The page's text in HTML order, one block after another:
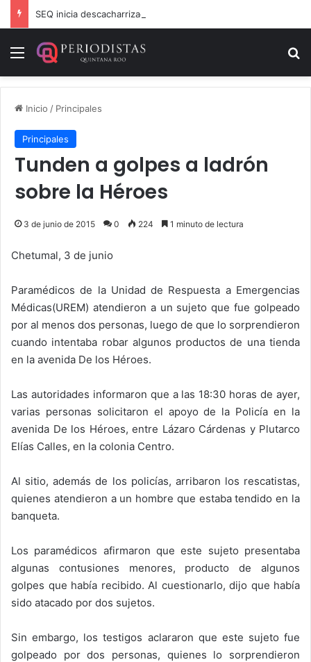
Menú
Inicio / Principales
Principales
Tunden a golpes a ladrón
sobre la Héroes
3 de junio de 2015 0 224 1 minuto de lectura
Chetumal, 3 de junio
Paramédicos de la Unidad de Respuesta a Emergencias
Médicas(UREM) atendieron a un sujeto que fue golpeado
por al menos dos personas, luego de que lo sorprendieron
cuando intentaba robar algunos productos de una tienda
en la avenida De los Héroes.
Las autoridades informaron que a las 18:30 horas de ayer,
varias personas solicitaron el apoyo de la Policía en la
avenida De los Héroes, entre Lázaro Cárdenas y Plutarco
Elías Calles, en la colonia Centro.
Al sitio, además de los policías, arribaron los rescatistas,
quienes atendieron a un hombre que estaba tendido en la
banqueta.
Los paramédicos afirmaron que este sujeto presentaba
algunas contusiones menores, producto de algunos
golpes que había recibido. Al cuestionarlo, dijo que había
sido atacado por dos sujetos.
Sin embargo, los testigos aclararon que este sujeto fue
golpeado por dos personas, quienes lo sorprendieron